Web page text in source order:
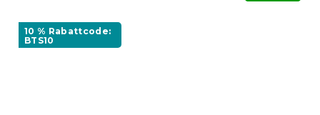
10 % Rabattcode:
BTS10